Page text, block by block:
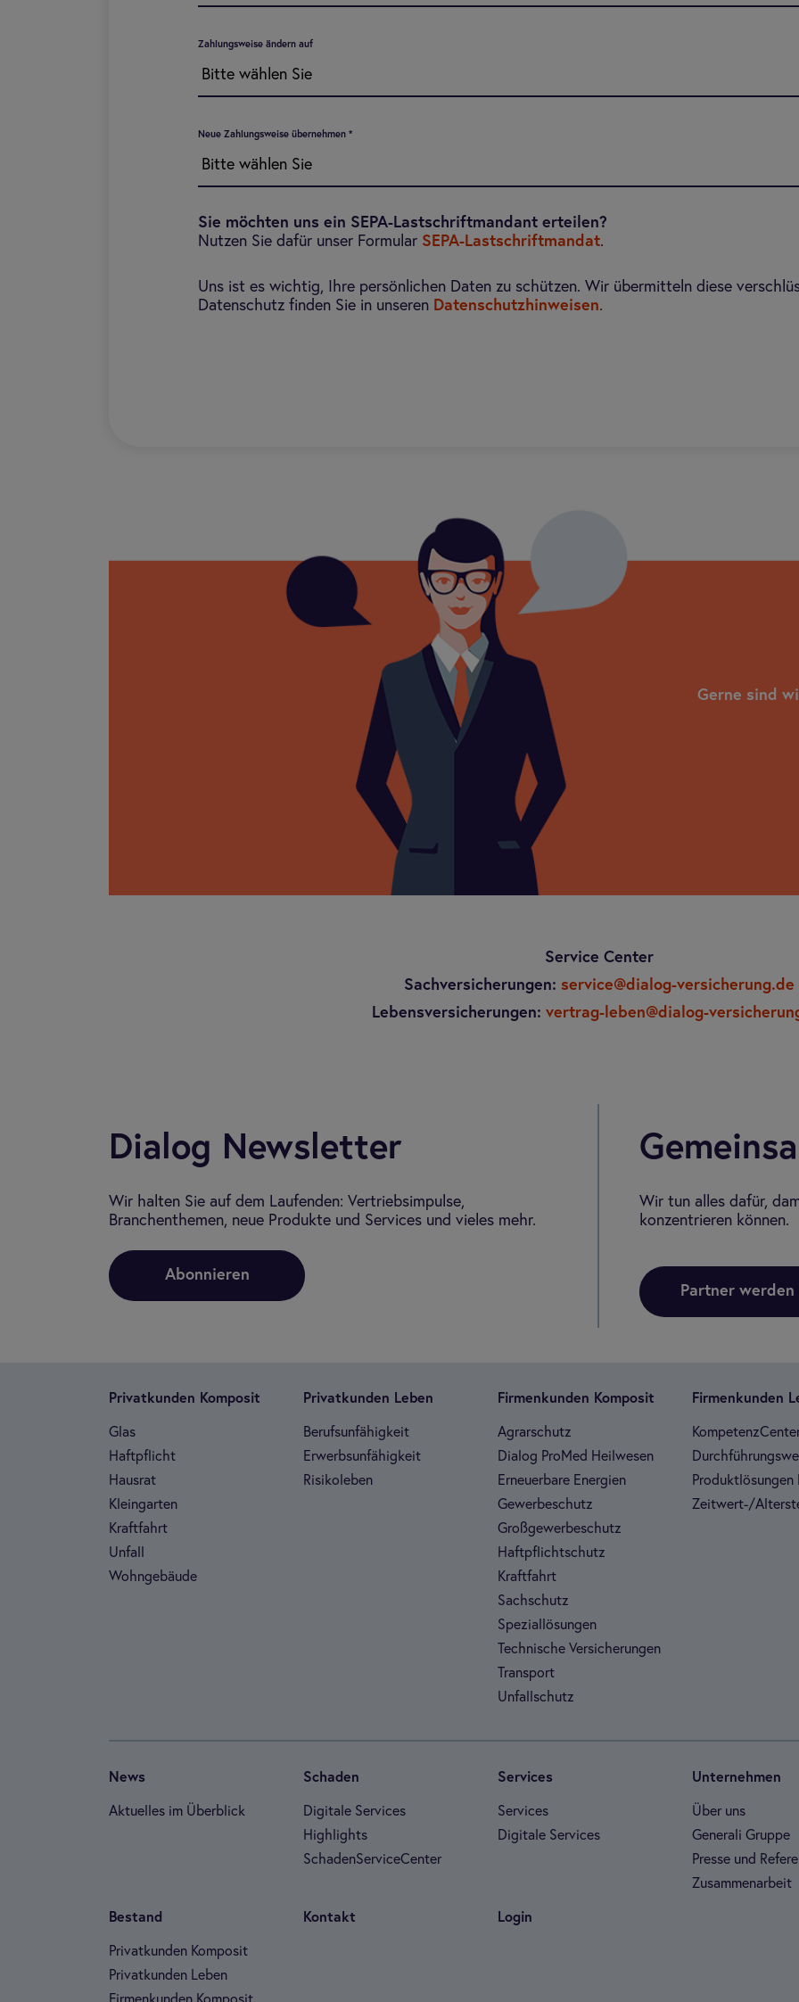
Zahlungsweise ändern auf
Neue Zahlungsweise übernehmen *
Sie möchten uns ein SEPA-Lastschriftmandant erteilen?
Nutzen Sie dafür unser Formular SEPA-Lastschriftmandat.
Uns ist es wichtig, Ihre persönlichen Daten zu schützen. Wir übermitteln diese
Datenschutz finden Sie in unseren Datenschutzhinweisen.
Gerne sind
Service Center
Sachversicherungen: service@dialog-versicherung.de
Lebensversicherungen: vertrag-leben@dialog-
Dia­log Newslet­ter
Wir halten Sie auf dem Laufenden: Vertriebsimpulse,
Branchenthemen, neue Produkte und Services und vieles mehr.
Abonnieren
Wir tun alles dafür,
konzentrieren können.
Partner werden
Pri­vat­kun­den Kom­po­sit
Glas
Haft­pflicht
Haus­rat
Klein­gar­ten
Kraft­fahrt
Unfall
Wohn­ge­bäude
Pri­vat­kun­den Leben
Berufs­un­fä­hig­keit
Erwerbs­un­fä­hig­keit
Risi­ko­le­ben
Fir­men­kun­den Kom­po­sit
Agrar­schutz
Dia­log Pro­Med Heil­we­sen
Erneu­er­bare Ener­gien
Gewer­be­schutz
Groß­ge­wer­be­schutz
Haft­pflicht­schutz
Kraft­fahrt
Sach­schutz
Spe­zi­al­lö­sun­gen
Tech­ni­sche Ver­si­che­run­gen
Trans­port
Unfall­schutz
Fir­men­kun­den
Pro­dukt­lö­sun­gen
Zeit­wert-/
News
Aktu­el­les im Über­blick
Scha­den
Digi­tale Ser­vices
High­lights
Scha­den­Ser­vice­Cen­ter
Ser­vices
Ser­vices
Digi­tale Ser­vices
Unter­neh­men
Über uns
Gene­rali Gruppe
Presse und
Zusam­men­ar­beit
Bestand
Pri­vat­kun­den Kom­po­sit
Pri­vat­kun­den Leben
Fir­men­kun­den Kom­po­sit
Kon­takt Login